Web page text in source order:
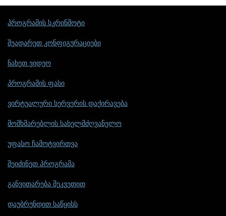
პროგრამის სკრინშოტი
შეადარეთ კონფიგურაციები
ნახეთ ვიდეო
პროგრამის ფასი
ვირტუალური სერვერის დაქირავება
მომხმარებლის სახელმძღვანელო
უფასო ჩამოტვირთვა
შეიძინეთ პროგრამა
განვითარება შეკვეთით
დაუბრუნდით საწყისს